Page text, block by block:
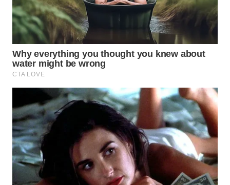
WN
PRIANGAN
TIMUR
WN
SEMARANG
SOLO
WN
BOROBUDUR
WN
MADURA